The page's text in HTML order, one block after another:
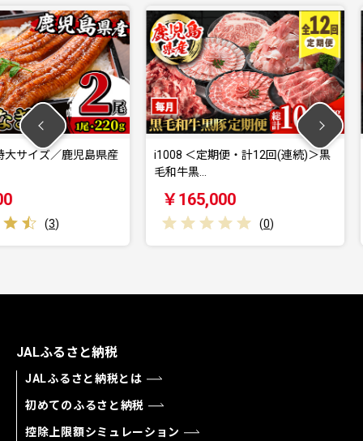
児島県産
i1008 ＜定期便・計12回(連続)＞黒
￥165,000
( 0)
i1004 鹿
JALふるさと納税
JALふるさと納税とは
初めてのふるさと納税
控除上限額シミュレーション